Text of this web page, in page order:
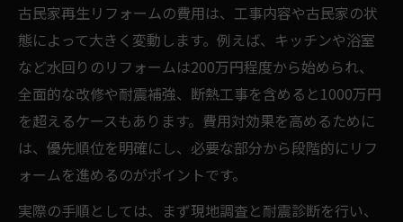
古民家再生リフォームの費用は、工事内容や古民家の状
態によって大きく変動します。例えば、キッチンや浴室
など水回りのリフォームは200万円程度から始められ、
全面的な改修や耐震補強、断熱工事を含めると1000万円
を超えるケースもあります。費用対効果を高めるために
は、優先順位を明確にし、必要な部分から段階的にリフ
ォームを進めるのがポイントです。
実際の手順としては、まず現地調査と耐震診断を行い、